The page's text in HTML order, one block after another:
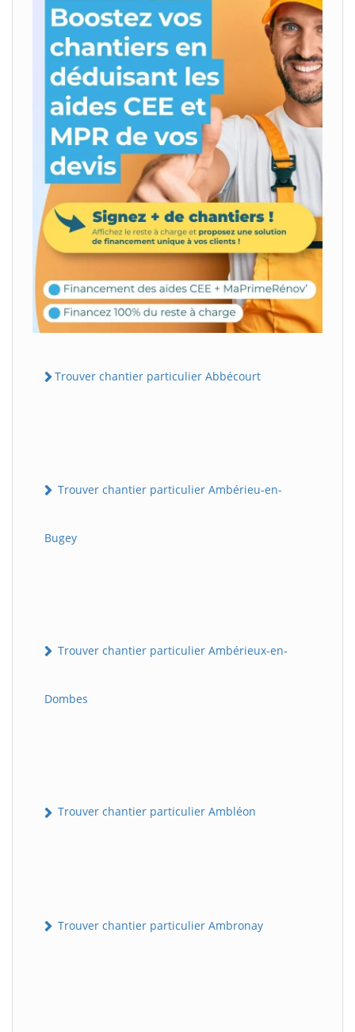
Trouver chantier particulier Abbécourt
Trouver chantier particulier Ambérieu-en-
Bugey
Trouver chantier particulier Ambérieux-en-
Dombes
Trouver chantier particulier Ambléon
Trouver chantier particulier Ambronay